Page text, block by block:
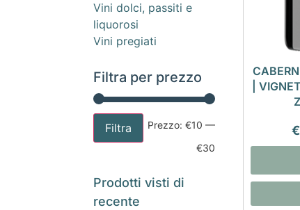
Vini dolci, passiti e
liquorosi
Vini pregiati
Filtra per prezzo
Filtra Prezzo:€10 —
€30
Prodotti visti di
recente
|
€